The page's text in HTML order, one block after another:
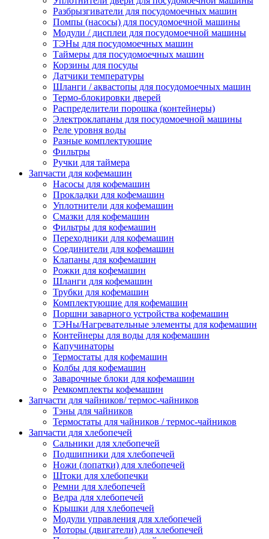
Разбрызгиватели для посудомоечных машин
Помпы (насосы) для посудомоечной машины
Модули / дисплеи для посудомоечной машины
ТЭНы для посудомоечных машин
Таймеры для посудомоечных машин
Корзины для посуды
Датчики температуры
Шланги / аквастопы для посудомоечных машин
Термо-блокировки дверей
Распределители порошка (контейнеры)
Электроклапаны для посудомоечной машины
Реле уровня воды
Разные комплектующие
Фильтры
Ручки для таймера
Запчасти для кофемашин
Насосы для кофемашин
Прокладки для кофемашин
Уплотнители для кофемашин
Смазки для кофемашин
Фильтры для кофемашин
Переходники для кофемашин
Соединители для кофемашин
Клапаны для кофемашин
Рожки для кофемашин
Шланги для кофемашин
Трубки для кофемашин
Комплектующие для кофемашин
Поршни заварного устройства кофемашин
ТЭНы/Нагревательные элементы для кофемашин
Контейнеры для воды для кофемашин
Капучинаторы
Термостаты для кофемашин
Колбы для кофемашин
Заварочные блоки для кофемашин
Ремкомплекты кофемашин
Запчасти для чайников/ термос-чайников
Тэны для чайников
Термостаты для чайников / термос-чайников
Запчасти для хлебопечей
Сальники для хлебопечей
Подшипники для хлебопечей
Ножи (лопатки) для хлебопечей
Штоки для хлебопечки
Ремни для хлебопечей
Ведра для хлебопечей
Крышки для хлебопечей
Модули управления для хлебопечей
Моторы (двигатели) для хлебопечей